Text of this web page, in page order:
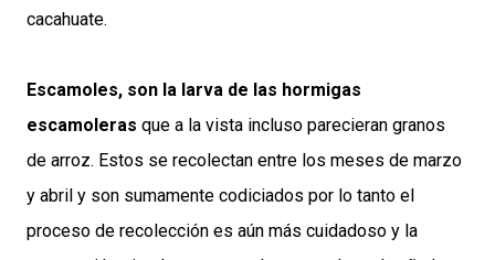
cacahuate.
Escamoles, son la larva de las hormigas
escamoleras que a la vista incluso parecieran granos
de arroz. Estos se recolectan entre los meses de marzo
y abril y son sumamente codiciados por lo tanto el
proceso de recolección es aún más cuidadoso y la